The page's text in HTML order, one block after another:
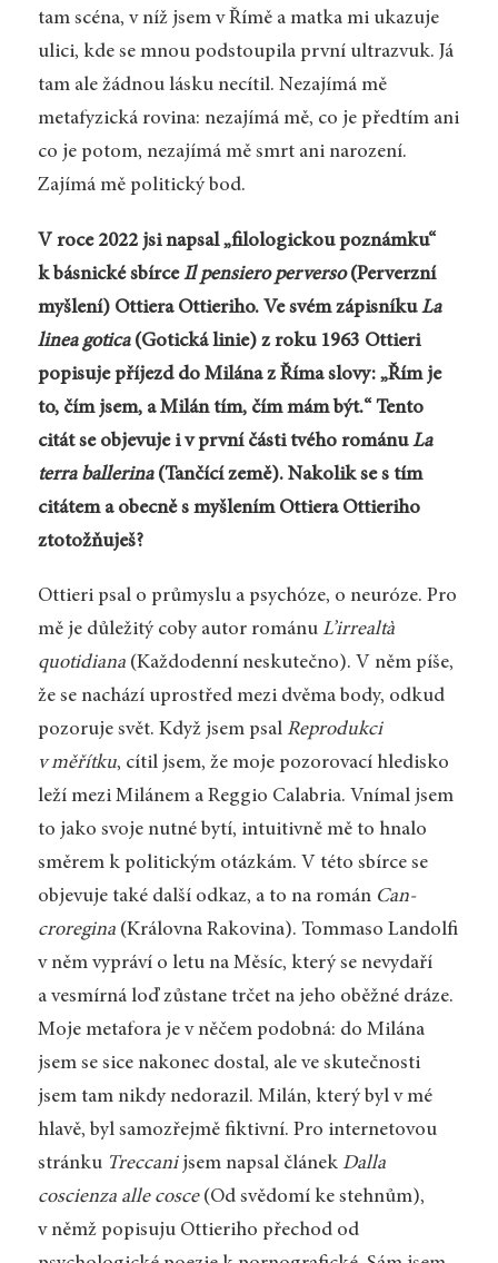
tam scéna, v níž jsem v Římě a matka mi ukazuje
ulici, kde se mnou podstoupila první ultrazvuk. Já
tam ale žádnou lásku necítil. Nezajímá mě
metafyzická rovina: nezajímá mě, co je předtím ani
co je potom, nezajímá mě smrt ani narození.
Zajímá mě politický bod.
V roce 2022 jsi napsal „filologickou poznámku“
k básnické sbírceIl pensiero perverso(Perverzní
myšlení) Ottiera Ottieriho. Ve svém zápisníkuLa
linea gotica (Gotická linie) z roku 1963 Ottieri
popisuje příjezd do Milána z Říma slovy: „Řím je
to, čím jsem, a Milán tím, čím mám být.“ Tento
citát se objevuje i v první části tvého románuLa
terra ballerina (Tančící země). Nakolik se s tím
citátem a obecně s myšlením Ottiera Ottieriho
ztotožňuješ?
Ottieri psal o průmyslu a psychóze, o neu­róze. Pro
mě je důležitý coby autor románu L’irrealtà
quotidiana (Každodenní neskutečno). V něm píše,
že se nachází uprostřed mezi dvěma body, odkud
pozoruje svět. Když jsem psal Reprodukci
v měřítku, cítil jsem, že moje pozorovací hledisko
leží mezi Milánem a Reggio Calabria. Vnímal jsem
to jako svoje nutné bytí, intuitivně mě to hnalo
směrem k politickým otázkám. V této sbírce se
objevuje také další odkaz, a to na román Can­
croregina (Královna Rakovina). Tommaso Landolfi
v něm vypráví o letu na Měsíc, který se nevydaří
a vesmírná loď zůstane trčet na jeho oběžné dráze.
Moje metafora je v něčem podobná: do Milána
jsem se sice nakonec dostal, ale ve skutečnosti
jsem tam nikdy nedorazil. Milán, který byl v mé
hlavě, byl samozřejmě fiktivní. Pro internetovou
stránku Treccanijsem napsal článek Dalla
coscienza alle cosce (Od svědomí ke stehnům),
v němž popisuju Ottieriho přechod od